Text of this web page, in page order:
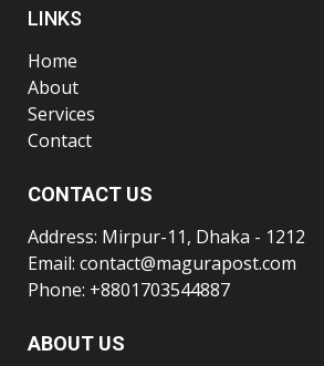
LINKS
Home
About
Services
Contact
CONTACT US
Address: Mirpur-11, Dhaka - 1212
Email: contact@magurapost.com
Phone: +8801703544887
ABOUT US